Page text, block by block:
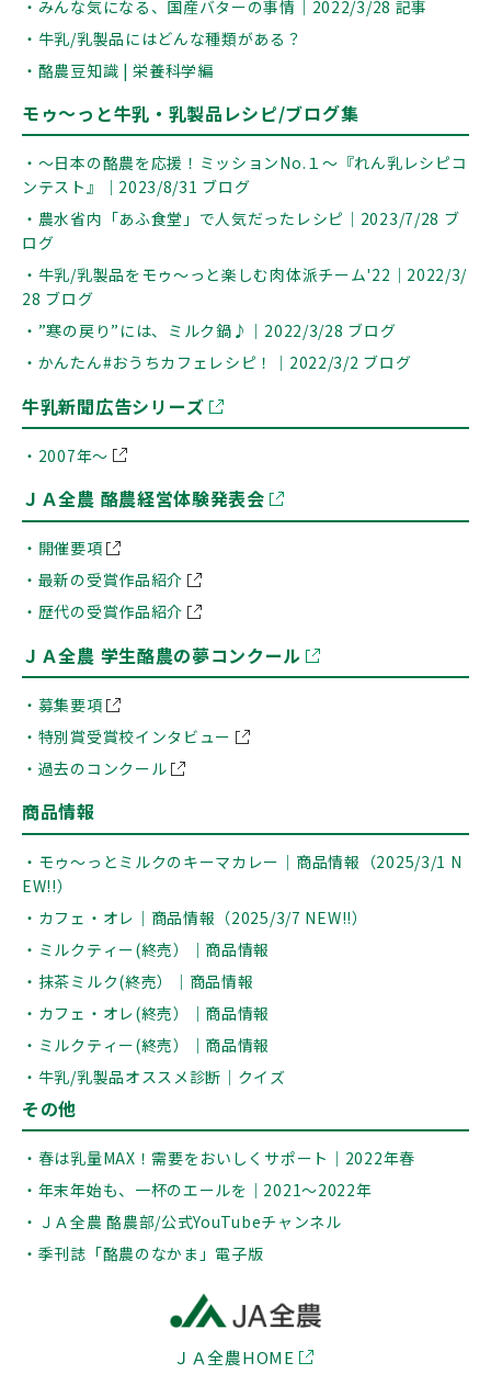
・みんな気になる、国産バターの事情｜2022/3/28 記事
・牛乳/乳製品にはどんな種類がある？
・酪農豆知識 | 栄養科学編
モゥ～っと牛乳・乳製品レシピ/ブログ集
・～日本の酪農を応援！ミッションNo.１～『れん乳レシピコ
ンテスト』｜2023/8/31 ブログ
・農水省内「あふ食堂」で人気だったレシピ｜2023/7/28 ブ
ログ
・牛乳/乳製品をモゥ～っと楽しむ肉体派チーム'22｜2022/3/
28 ブログ
・”寒の戻り”には、ミルク鍋♪｜2022/3/28 ブログ
・かんたん#おうちカフェレシピ！｜2022/3/2 ブログ
牛乳新聞広告シリーズ
・2007年～
ＪＡ全農 酪農経営体験発表会
・開催要項
・最新の受賞作品紹介
・歴代の受賞作品紹介
ＪＡ全農 学生酪農の夢コンクール
・募集要項
・特別賞受賞校インタビュー
・過去のコンクール
商品情報
・モゥ～っとミルクのキーマカレー｜商品情報（2025/3/1 N
EW!!）
・カフェ・オレ｜商品情報（2025/3/7 NEW!!）
・ミルクティー(終売）｜商品情報
・抹茶ミルク(終売）｜商品情報
・カフェ・オレ(終売）｜商品情報
・ミルクティー(終売）｜商品情報
・牛乳/乳製品オススメ診断｜クイズ
その他
・春は乳量MAX！需要をおいしくサポート｜2022年春
・年末年始も、一杯のエールを｜2021～2022年
・ＪＡ全農 酪農部/公式YouTubeチャンネル
・季刊誌「酪農のなかま」電子版
ＪＡ全農HOME